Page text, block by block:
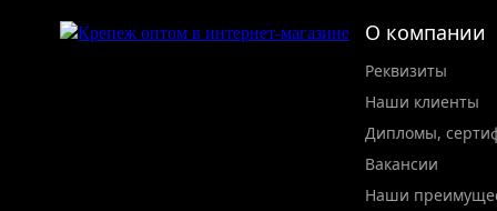
О компании
Реквизиты
Наши клиенты
Дипломы,
Вакансии
Наши